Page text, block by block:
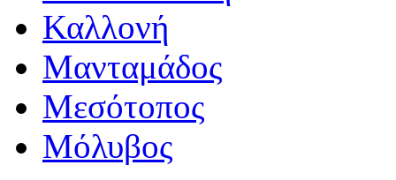
Καλλονή
Μανταμάδος
Μεσότοπος
Μόλυβος